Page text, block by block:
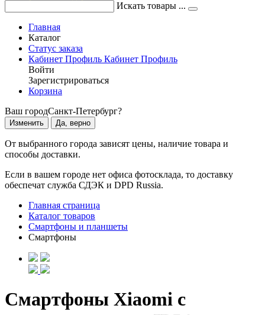
Искать товары ...
Главная
Каталог
Статус заказа
Кабинет Профиль Кабинет Профиль
Войти
Зарегистрироваться
Корзина
Ваш городСанкт-Петербург?
Изменить Да, верно
От выбранного города зависят цены, наличие товара и
способы доставки.
Если в вашем городе нет офиса фотосклада, то доставку
обеспечат служба СДЭК и DPD Russia.
Главная страница
Каталог товаров
Смартфоны и планшеты
Смартфоны
Смартфоны Xiaomi с